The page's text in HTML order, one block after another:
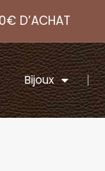
D’ACHAT
Bijoux